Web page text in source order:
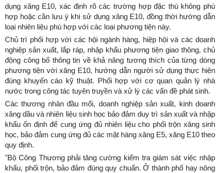
dụng xăng E10, xác định rõ các trường hợp đặc thù không phù
hợp hoặc cần lưu ý khi sử dụng xăng E10, đồng thời hướng dẫn
loại nhiên liệu phù hợp với các loại phương tiện này.
Chủ trì phối hợp với các hội ngành hàng, hiệp hội và các doanh
nghiệp sản xuất, lắp ráp, nhập khẩu phương tiện giao thông, chủ
động công bố thông tin về khả năng tương thích của từng dòng
phương tiện với xăng E10, hướng dẫn người sử dụng thực hiện
đúng khuyến cáo kỹ thuật. Phối hợp với cơ quan quản lý nhà
nước trong công tác tuyên truyền và xử lý các vấn đề phát sinh.
Các thương nhân đầu mối, doanh nghiệp sản xuất, kinh doanh
xăng dầu và nhiên liệu sinh học bảo đảm duy trì sản xuất và nhập
khẩu ổn định để cung ứng đủ nhiên liệu cho phối trộn xăng sinh
học, bảo đảm cung ứng đủ các mặt hàng xăng E5, xăng E10 theo
quy định.
"Bộ Công Thương phải tăng cường kiểm tra giám sát việc nhập
khẩu, phối trộn, bảo đảm đúng quy chuẩn. Ở thành phố hay nông